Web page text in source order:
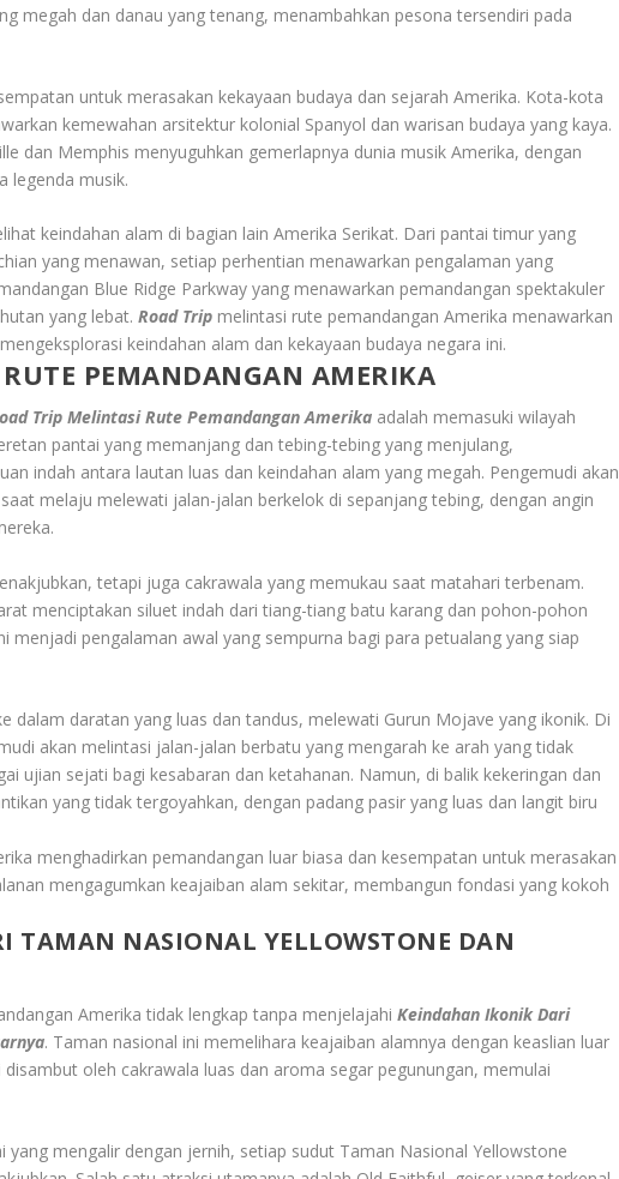
megah dan danau yang tenang, menambahkan pesona tersendiri pada
untuk merasakan kekayaan budaya dan sejarah Amerika. Kota-kota
kemewahan arsitektur kolonial Spanyol dan warisan budaya yang kaya.
dan Memphis menyuguhkan gemerlapnya dunia musik Amerika, dengan
legenda musik.
keindahan alam di bagian lain Amerika Serikat. Dari pantai timur yang
yang menawan, setiap perhentian menawarkan pengalaman yang
Blue Ridge Parkway yang menawarkan pemandangan spektakuler
yang lebat.Road Trip melintasi rute pemandangan Amerika menawarkan
keindahan alam dan kekayaan budaya negara ini.
PEMANDANGAN AMERIKA
Trip Melintasi Rute Pemandangan Amerika adalah memasuki wilayah
pantai yang memanjang dan tebing-tebing yang menjulang,
indah antara lautan luas dan keindahan alam yang megah. Pengemudi akan
melaju melewati jalan-jalan berkelok di sepanjang tebing, dengan angin
tetapi juga cakrawala yang memukau saat matahari terbenam.
menciptakan siluet indah dari tiang-tiang batu karang dan pohon-pohon
menjadi pengalaman awal yang sempurna bagi para petualang yang siap
dalam daratan yang luas dan tandus, melewati Gurun Mojave yang ikonik. Di
akan melintasi jalan-jalan berbatu yang mengarah ke arah yang tidak
ujian sejati bagi kesabaran dan ketahanan. Namun, di balik kekeringan dan
yang tidak tergoyahkan, dengan padang pasir yang luas dan langit biru
menghadirkan pemandangan luar biasa dan kesempatan untuk merasakan
mengagumkan keajaiban alam sekitar, membangun fondasi yang kokoh
TAMAN NASIONAL YELLOWSTONE DAN
Amerika tidak lengkap tanpa menjelajahiKeindahan Ikonik Dari
. Taman nasional ini memelihara keajaiban alamnya dengan keaslian luar
oleh cakrawala luas dan aroma segar pegunungan, memulai
yang mengalir dengan jernih, setiap sudut Taman Nasional Yellowstone